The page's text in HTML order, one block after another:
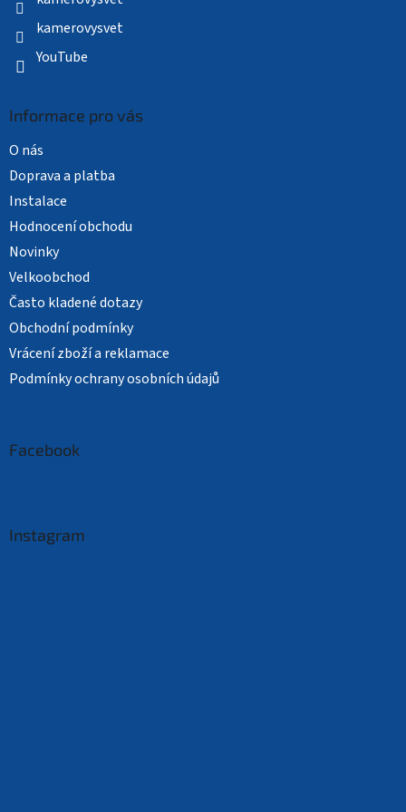
kamerovysvet
YouTube
Informace pro vás
O nás
Doprava a platba
Instalace
Hodnocení obchodu
Novinky
Velkoobchod
Často kladené dotazy
Obchodní podmínky
Vrácení zboží a reklamace
Podmínky ochrany osobních údajů
Facebook
Instagram